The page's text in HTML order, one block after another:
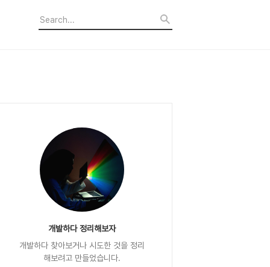
개발하다 정리해보자
개발하다 찾아보거나 시도한 것을 정리
해보려고 만들었습니다.